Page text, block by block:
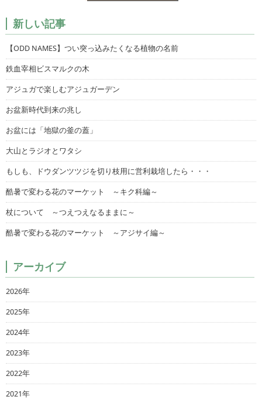
新しい記事
【ODD NAMES】つい突っ込みたくなる植物の名前
鉄血宰相ビスマルクの木
アジュガで楽しむアジュガーデン
お盆新時代到来の兆し
お盆には「地獄の釜の蓋」
大山とラジオとワタシ
もしも、ドウダンツツジを切り枝用に営利栽培したら・・・
酷暑で変わる花のマーケット ～キク科編～
杖について ～つえつえなるままに～
酷暑で変わる花のマーケット ～アジサイ編～
アーカイブ
2026年
2025年
2024年
2023年
2022年
2021年